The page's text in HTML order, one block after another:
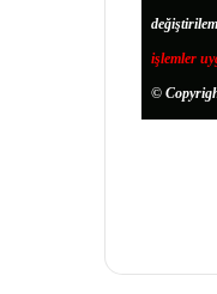
işlemler
©